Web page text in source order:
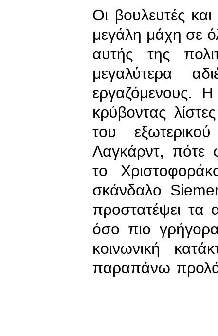
Οι βουλευτές
μεγάλη μάχη σε
αυτής της
μεγαλύτερα
εργαζόμενους.
κρύβοντας
του
Λαγκάρντ, πότε
το
σκάνδαλο
προστατέψει τα
όσο πιο
κοινωνική
παραπάνω